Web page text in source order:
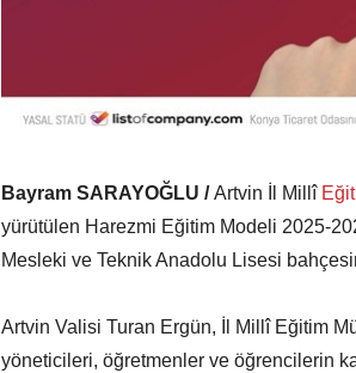
Bayram SARAYOĞLU / Artvin İl Millî
yürütülen Harezmi Eğitim Modeli 2025-
Mesleki ve Teknik Anadolu Lisesi
Artvin Valisi Turan Ergün, İl Millî Eğitim
yöneticileri, öğretmenler ve öğrencilerin